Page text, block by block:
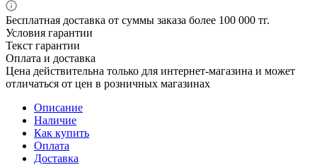
Бесплатная доставка от суммы заказа более 100 000 тг.
Условия гарантии
Текст гарантии
Оплата и доставка
Цена действительна только для интернет-магазина и может
отличаться от цен в розничных магазинах
Описание
Наличие
Как купить
Оплата
Доставка